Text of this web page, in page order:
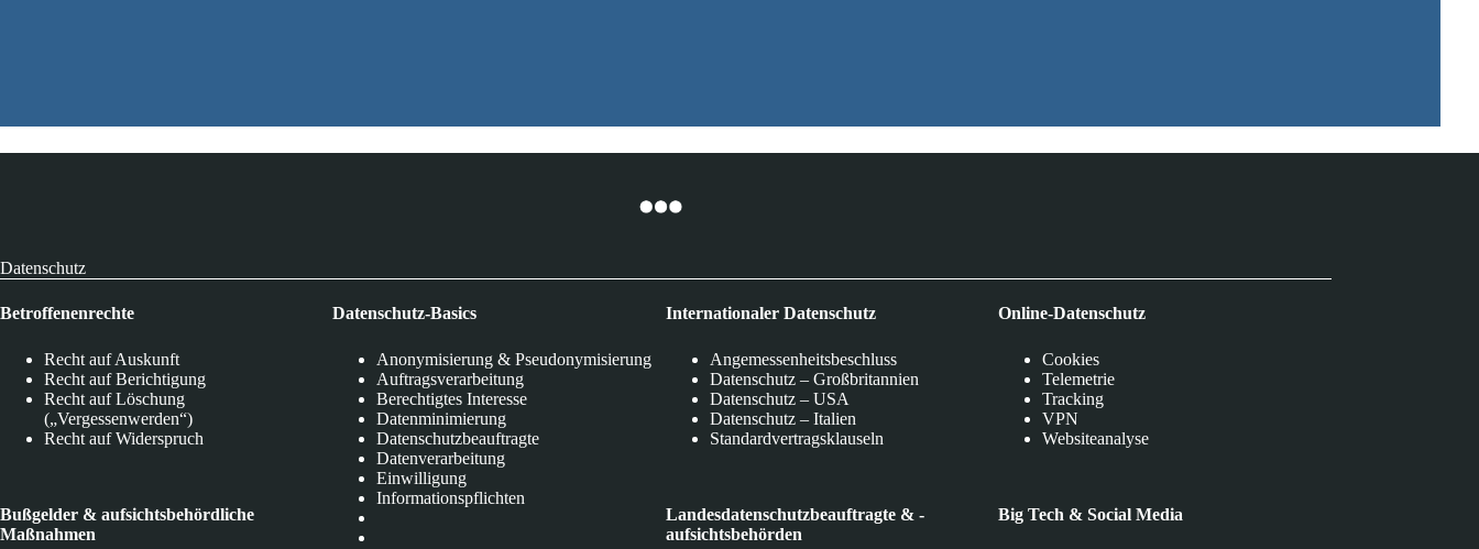
Datenschutz
Betroffenenrechte
Recht auf Auskunft
Recht auf Berichtigung
Recht auf Löschung
(„Vergessenwerden“)
Recht auf Widerspruch
Bußgelder & aufsichtsbehördliche
Maßnahmen
Datenschutz-Basics
Anonymisierung & Pseudonymisierung
Auftragsverarbeitung
Berechtigtes Interesse
Datenminimierung
Datenschutzbeauftragte
Datenverarbeitung
Einwilligung
Informationspflichten
Internationaler Datenschutz
Angemessenheitsbeschluss
Datenschutz – Großbritannien
Datenschutz – USA
Datenschutz – Italien
Standardvertragsklauseln
Landesdatenschutzbeauftragte & -
aufsichtsbehörden
Online-Datenschutz
Cookies
Telemetrie
Tracking
VPN
Websiteanalyse
Big Tech & Social Media